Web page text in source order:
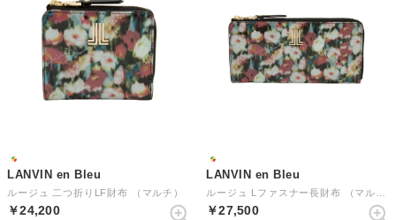
LANVIN en Bleu
ルージュ 二つ折りLF財布 （マルチ）
￥24,200
LANVIN en Bleu
￥27,500